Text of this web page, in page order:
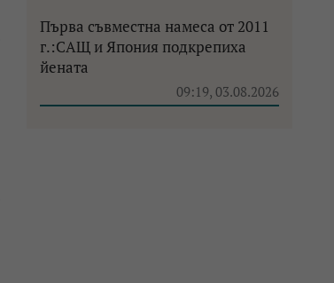
Първа съвместна намеса от 2011
г.:САЩ и Япония подкрепиха
йената
09:19, 03.08.2026